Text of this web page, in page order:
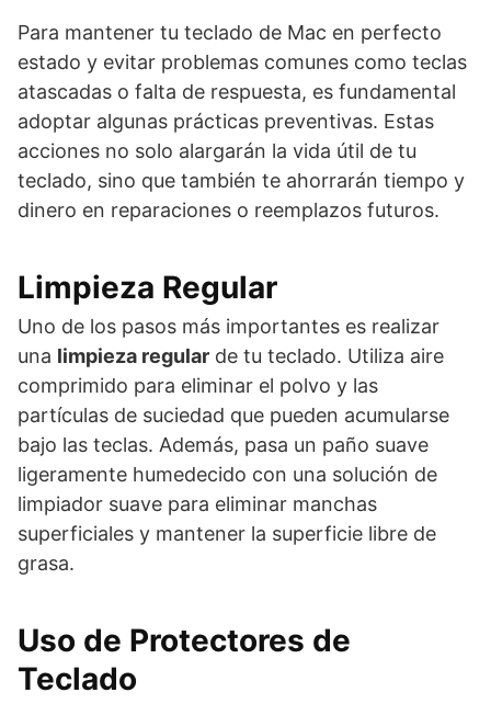
Para mantener tu teclado de Mac en perfecto
estado y evitar problemas comunes como teclas
atascadas o falta de respuesta, es fundamental
adoptar algunas prácticas preventivas. Estas
acciones no solo alargarán la vida útil de tu
teclado, sino que también te ahorrarán tiempo y
dinero en reparaciones o reemplazos futuros.
Limpieza Regular
Uno de los pasos más importantes es realizar
una limpieza regular de tu teclado. Utiliza aire
comprimido para eliminar el polvo y las
partículas de suciedad que pueden acumularse
bajo las teclas. Además, pasa un paño suave
ligeramente humedecido con una solución de
limpiador suave para eliminar manchas
superficiales y mantener la superficie libre de
grasa.
Uso de Protectores de
Teclado